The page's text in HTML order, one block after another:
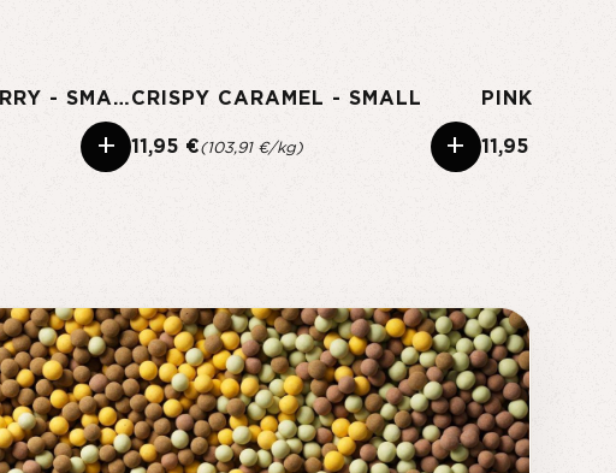
C - SOUR STRAWBERRY - SMALL
+
CRISPY CARAMEL - SMALL
11,95 €(103,91 €/kg) +
PINK
11,95 €